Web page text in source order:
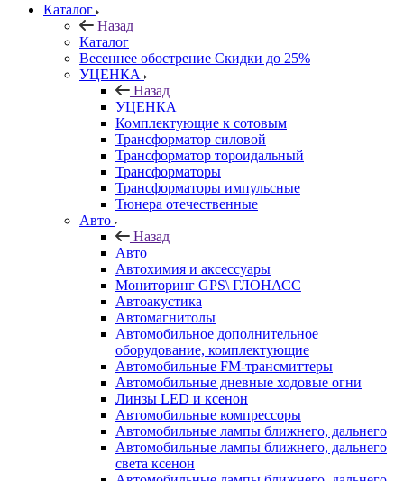
Каталог
Назад
Каталог
Весеннее обострение Скидки до 25%
УЦЕНКА
Назад
УЦЕНКА
Комплектующие к сотовым
Трансформатор силовой
Трансформатор тороидальный
Трансформаторы
Трансформаторы импульсные
Тюнера отечественные
Авто
Назад
Авто
Автохимия и аксессуары
Мониторинг GPS\ ГЛОНАСС
Автоакустика
Автомагнитолы
Автомобильное дополнительное
оборудование, комплектующие
Автомобильные FM-трансмиттеры
Автомобильные дневные ходовые огни
Линзы LED и ксенон
Автомобильные компрессоры
Автомобильные лампы ближнего, дальнего
Автомобильные лампы ближнего, дальнего
света ксенон